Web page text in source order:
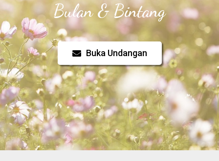
Bulan & Bintang
Buka Undangan